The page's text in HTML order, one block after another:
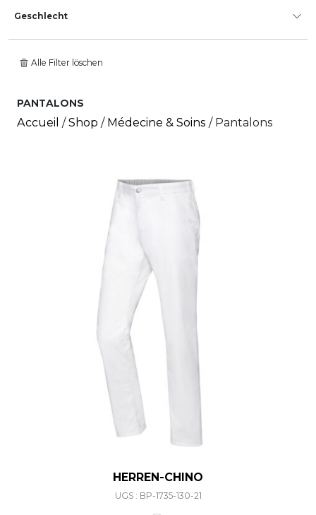
Geschlecht
Alle Filter löschen
PANTALONS
Accueil /Shop / Médecine & Soins / Pantalons
HERREN-CHINO
UGS : BP-1735-130-21